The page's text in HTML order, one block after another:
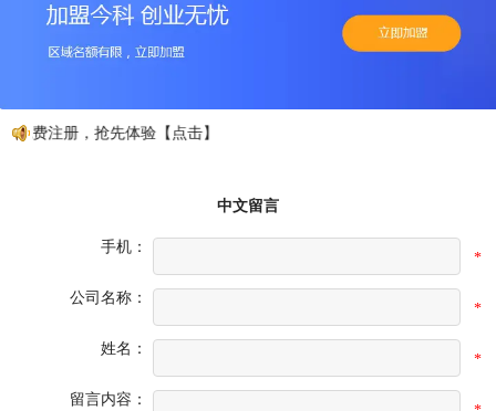
费注册，抢先体验【点击】
中文留言
手机：
*
公司名称：
*
姓名：
*
留言内容：